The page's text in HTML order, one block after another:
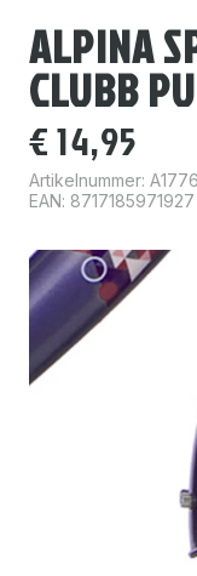
ALPINA
CLUBB
€14,95
Artikelnummer:
EAN: 8717185971927